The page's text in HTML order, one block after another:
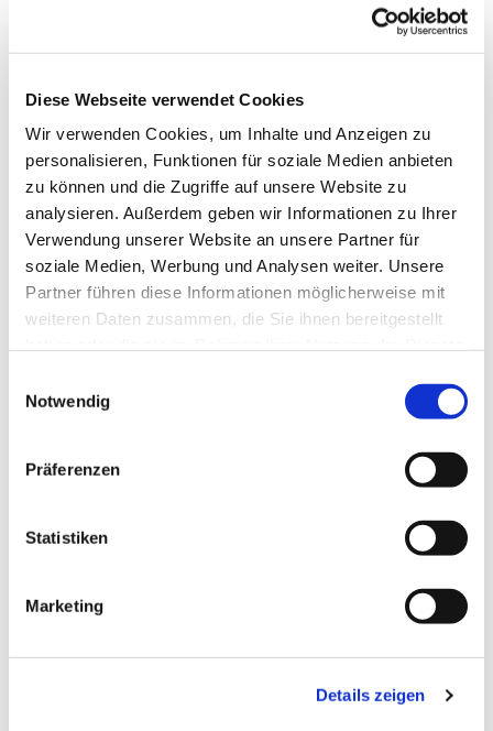
Diese Webseite verwendet Cookies
Wir verwenden Cookies, um Inhalte und Anzeigen zu
personalisieren, Funktionen für soziale Medien anbieten
zu können und die Zugriffe auf unsere Website zu
analysieren. Außerdem geben wir Informationen zu Ihrer
Verwendung unserer Website an unsere Partner für
soziale Medien, Werbung und Analysen weiter. Unsere
Partner führen diese Informationen möglicherweise mit
weiteren Daten zusammen, die Sie ihnen bereitgestellt
Notwendig
Präferenzen
Statistiken
Marketing
Details zeigen
Dies könnte Sie auch